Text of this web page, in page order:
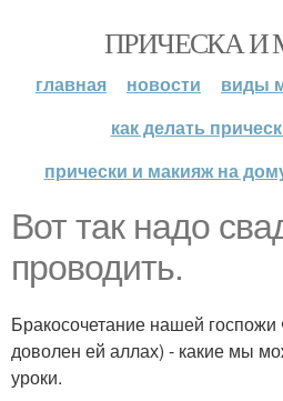
ПРИЧЕСКА
главная новости
виды
как делать
прически и макияж на
Вот так надо
проводить.
Бракосочетание нашей
доволен ей аллах) - какие мы
уроки.